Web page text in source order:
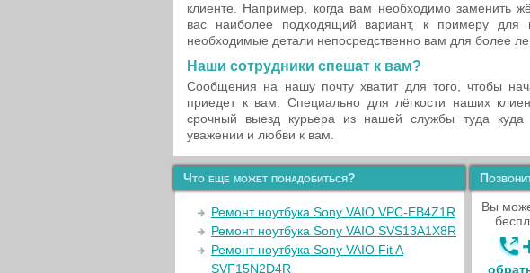
клиенте. Например, когда вам необходимо заменить
вас наиболее подходящий вариант, к примеру для
необходимые детали непосредственно вам для более
Наши сотрудники спешат к вам?
Сообщения на нашу почту хватит для того, чтобы
приедет к вам. Специально для лёгкости наших
срочный выезд курьера из нашей службы туда
уважении и любви к вам.
Что еще может понадобиться?
Ремонт ноутбука Sony VAIO VPC-EB4Z1R
Ремонт ноутбука Sony VAIO SVS13A1X8R
Ремонт ноутбука Sony VAIO Fit A
SVF15N2D4R
Вы